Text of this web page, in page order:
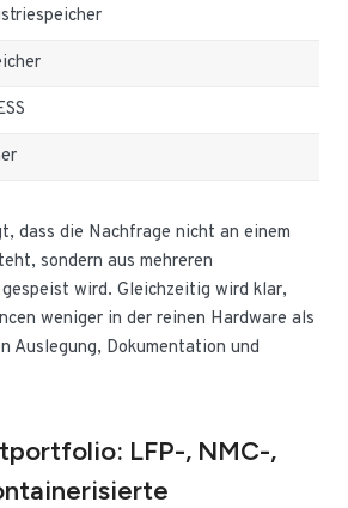
dass die Nachfrage nicht an einem
sondern aus mehreren
wird. Gleichzeitig wird klar,
weniger in der reinen Hardware als
Auslegung, Dokumentation und
LFP-, NMC-,